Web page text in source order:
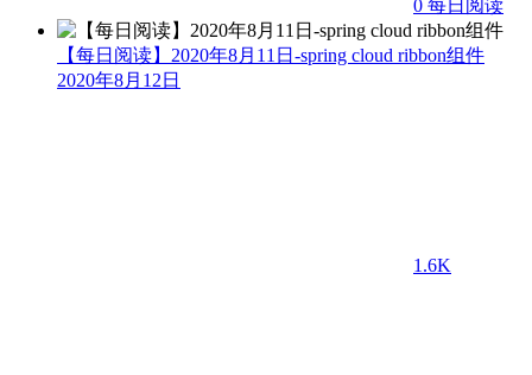
0 每日阅读
【每日阅读】2020年8月11日-spring cloud ribbon组件
2020年8月12日
1.6K